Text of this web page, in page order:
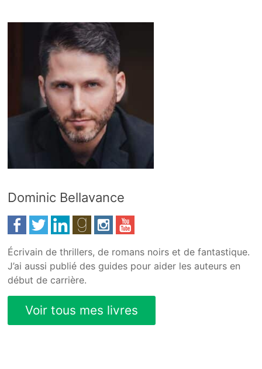
Dominic Bellavance
Écrivain de thrillers, de romans noirs et de fantastique.
J’ai aussi publié des guides pour aider les auteurs en
début de carrière.